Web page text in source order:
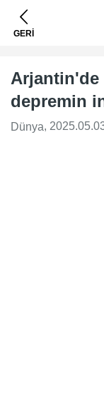
GERİ
Arjantin'de
depremin
Dünya,